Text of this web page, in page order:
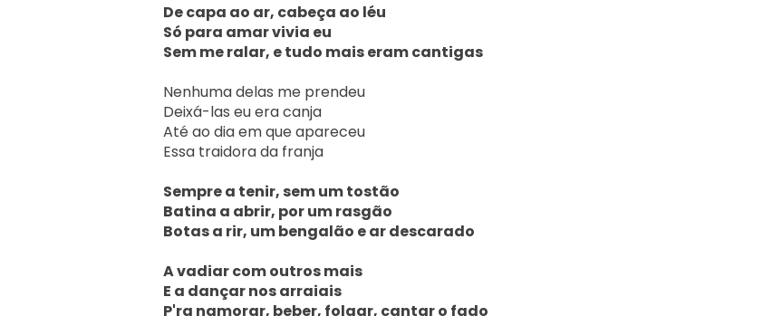
De capa ao ar, cabeça ao léu
Só para amar vivia eu
Sem me ralar, e tudo mais eram cantigas
Nenhuma delas me prendeu
Deixá-las eu era canja
Até ao dia em que apareceu
Essa traidora da franja
Sempre a tenir, sem um tostão
Batina a abrir, por um rasgão
Botas a rir, um bengalão e ar descarado
A vadiar com outros mais
E a dançar nos arraiais
P'ra namorar, beber, folgar, cantar o fado